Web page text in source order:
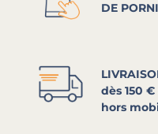
DE
dès 150
hors